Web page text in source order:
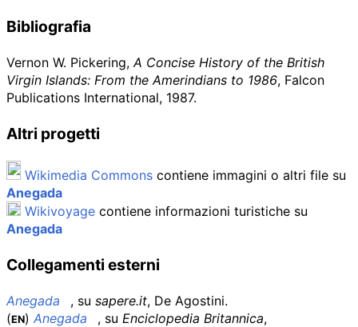
Bibliografia
Vernon W. Pickering,A Concise History of the British
Virgin Islands: From the Amerindians to 1986, Falcon
Publications International, 1987.
Altri progetti
Wikimedia Commons contiene immagini o altri file su
Anegada
Wikivoyage contiene informazioni turistiche su
Anegada
Collegamenti esterni
Anegada , su sapere.it, De Agostini.
(EN) Anegada , su Enciclopedia Britannica,